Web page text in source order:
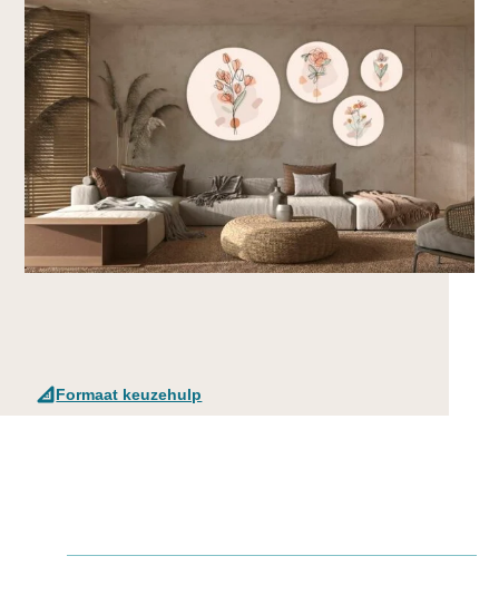
Formaat keuzehulp